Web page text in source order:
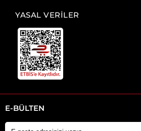
YASAL VERİLER
E-BÜLTEN